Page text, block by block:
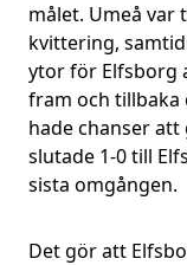
målet. Umeå var
kvittering,
ytor för Elfsborg
fram och tillbaka
hade chanser
slutade 1-0 till
sista omgången.
Det gör att